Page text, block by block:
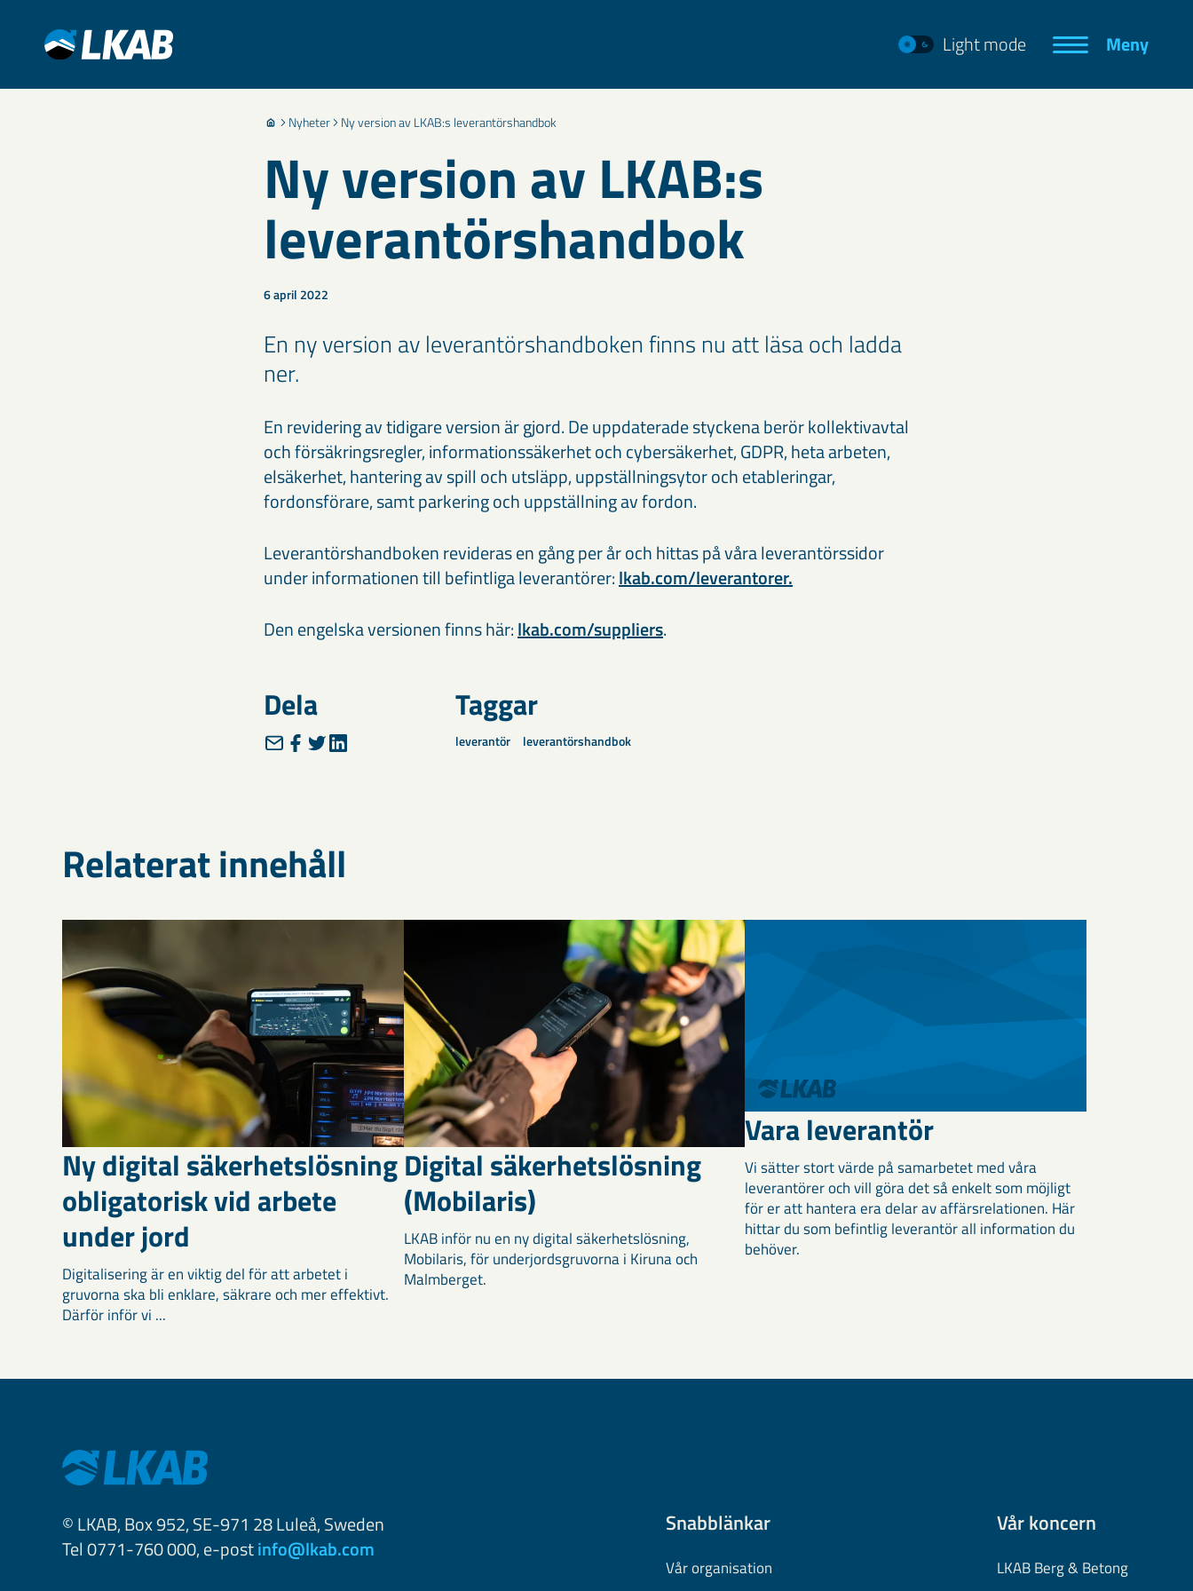
Light mode Meny
Nyheter Ny version av LKAB:s leverantörshandbok
Ny version av LKAB:s
leverantörshandbok
6 april 2022
En ny version av leverantörshandboken finns nu att läsa och ladda
ner.
En revidering av tidigare version är gjord. De uppdaterade styckena berör kollektivavtal
och försäkringsregler, informationssäkerhet och cybersäkerhet, GDPR, heta arbeten,
elsäkerhet, hantering av spill och utsläpp, uppställningsytor och etableringar,
fordonsförare, samt parkering och uppställning av fordon.
Leverantörshandboken revideras en gång per år och hittas på våra leverantörssidor
under informationen till befintliga leverantörer:lkab.com/leverantorer.
Den engelska versionen finns här:lkab.com/suppliers.
Dela Taggar
leverantör leverantörshandbok
Relaterat innehåll
Ny digital säkerhetslösning
obligatorisk vid arbete
under jord
Digitalisering är en viktig del för att arbetet i
gruvorna ska bli enklare, säkrare och mer effektivt.
Därför inför vi ...
Digital säkerhetslösning
(Mobilaris)
LKAB inför nu en ny digital säkerhetslösning,
Mobilaris, för underjordsgruvorna i Kiruna och
Malmberget.
Vara leverantör
Vi sätter stort värde på samarbetet med våra
leverantörer och vill göra det så enkelt som möjligt
för er att hantera era delar av affärsrelationen. Här
hittar du som befintlig leverantör all information du
behöver.
© LKAB, Box 952, SE-971 28 Luleå, Sweden
Tel 0771-760 000, e-postinfo@lkab.com
Snabblänkar
Vår organisation
Vår koncern
LKAB Berg & Betong